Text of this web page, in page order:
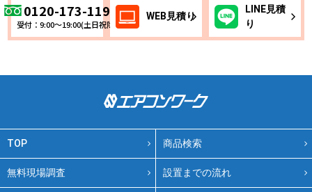
0120-173-119
受付：9:00～19:00(土日祝除く)
WEB見積り
LINE見積
り
TOP 商品検索
無料現場調査 設置までの流れ